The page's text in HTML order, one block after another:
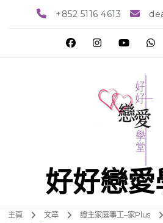
+852 5116 4613
好好戀愛
主頁 文章 證主家庭事工–家Plus